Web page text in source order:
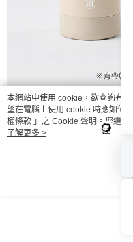
本網站中使用 cookie，欲查詢有
望在電腦上使用 cookie 時應如何
權條款 」之 Cookie 聲明。您繼
用條款之 Cookie 聲明使用 cookie。
了解更多 >